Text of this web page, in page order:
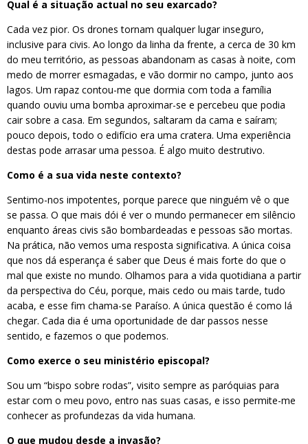
Qual é a situação actual no seu exarcado?
Cada vez pior. Os drones tornam qualquer lugar inseguro,
inclusive para civis. Ao longo da linha da frente, a cerca de 30 km
do meu território, as pessoas abandonam as casas à noite, com
medo de morrer esmagadas, e vão dormir no campo, junto aos
lagos. Um rapaz contou-me que dormia com toda a família
quando ouviu uma bomba aproximar-se e percebeu que podia
cair sobre a casa. Em segundos, saltaram da cama e saíram;
pouco depois, todo o edifício era uma cratera. Uma experiência
destas pode arrasar uma pessoa. É algo muito destrutivo.
Como é a sua vida neste contexto?
Sentimo-nos impotentes, porque parece que ninguém vê o que
se passa. O que mais dói é ver o mundo permanecer em silêncio
enquanto áreas civis são bombardeadas e pessoas são mortas.
Na prática, não vemos uma resposta significativa. A única coisa
que nos dá esperança é saber que Deus é mais forte do que o
mal que existe no mundo. Olhamos para a vida quotidiana a partir
da perspectiva do Céu, porque, mais cedo ou mais tarde, tudo
acaba, e esse fim chama-se Paraíso. A única questão é como lá
chegar. Cada dia é uma oportunidade de dar passos nesse
sentido, e fazemos o que podemos.
Como exerce o seu ministério episcopal?
Sou um “bispo sobre rodas”, visito sempre as paróquias para
estar com o meu povo, entro nas suas casas, e isso permite-me
conhecer as profundezas da vida humana.
O que mudou desde a invasão?